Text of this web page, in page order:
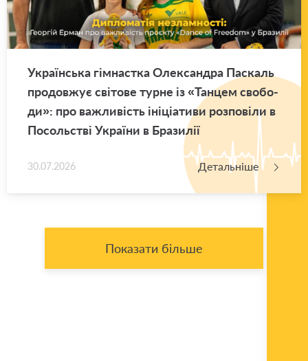
Укра­їн­ська гім­нас­тка Оле­ксан­дра Па­скаль
про­дов­жує сві­то­ве турне із «Тан­цем сво­бо­
ди»: про ва­жли­вість іні­ці­а­ти­ви роз­по­ві­ли в
По­соль­стві Укра­ї­ни в Бра­зи­лії
30.07.2026 Детальніше
Показати більше